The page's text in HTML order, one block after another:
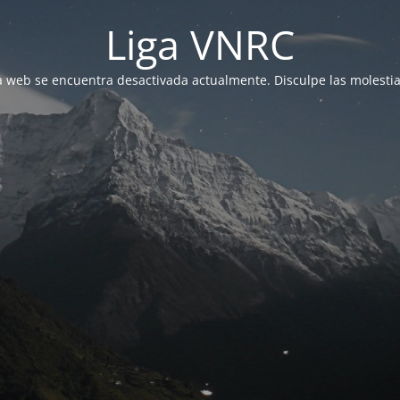
Liga VNRC
web se encuentra desactivada actualmente. Disculpe las